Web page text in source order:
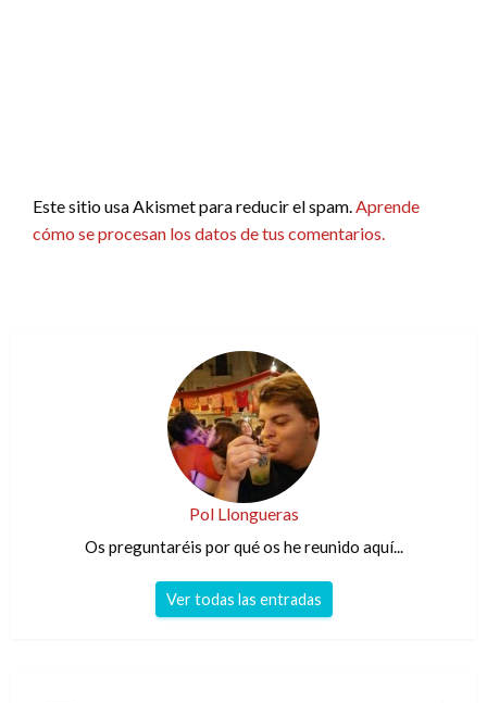
Este sitio usa Akismet para reducir el spam.Aprende
cómo se procesan los datos de tus comentarios.
Pol Llongueras
Os preguntaréis por qué os he reunido aquí...
Ver todas las entradas